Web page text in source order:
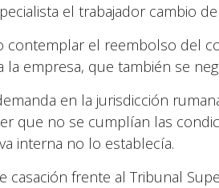
el trabajador cambio de
contemplar el reembolso del
empresa, que también se
en la jurisdicción
que no se cumplían las
interna no lo establecía.
frente al Tribunal